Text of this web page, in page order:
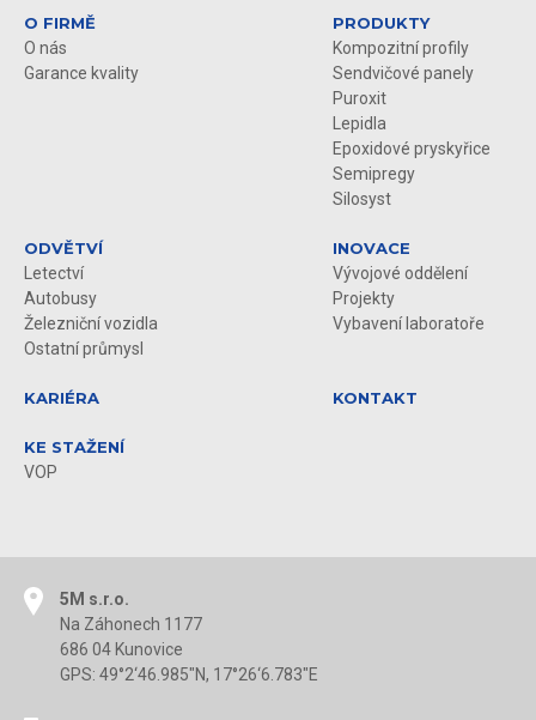
O FIRMĚ
O nás
Garance kvality
PRODUKTY
Kompozitní profily
Sendvičové panely
Puroxit
Lepidla
Epoxidové pryskyřice
Semipregy
Silosyst
ODVĚTVÍ
Letectví
Autobusy
Železniční vozidla
Ostatní průmysl
INOVACE
Vývojové oddělení
Projekty
Vybavení laboratoře
KARIÉRA KONTAKT
KE STAŽENÍ
VOP
5M s.r.o.
Na Záhonech 1177
686 04 Kunovice
GPS: 49°2‘46.985"N, 17°26‘6.783"E